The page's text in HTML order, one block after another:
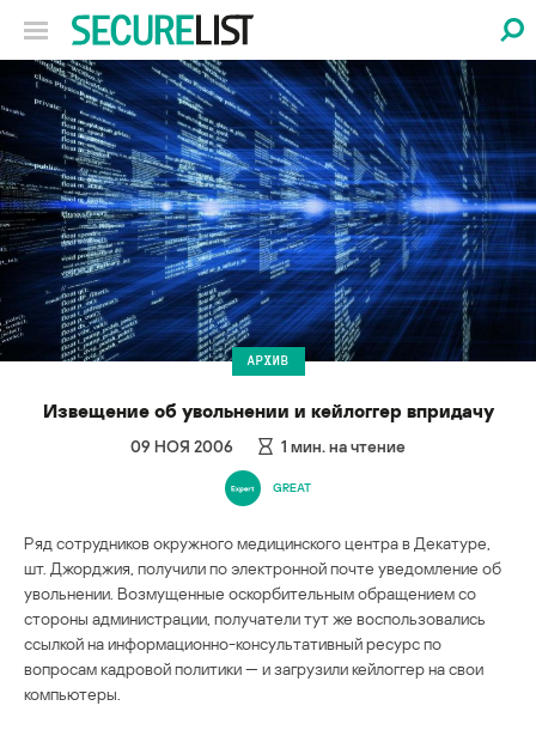
АРХИВ
Извещение об увольнении и кейлоггер впридачу
09 НОЯ 2006 1 мин. на чтение
GREAT
Ряд сотрудников окружного медицинского центра в Декатуре,
шт. Джорджия, получили по электронной почте уведомление об
увольнении. Возмущенные оскорбительным обращением со
стороны администрации, получатели тут же воспользовались
ссылкой на информационно-консультативный ресурс по
вопросам кадровой политики — и загрузили кейлоггер на свои
компьютеры.